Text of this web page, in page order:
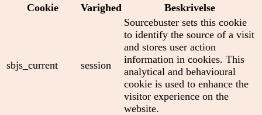
Cookie
Varighed Beskrivelse
sbjs_current session
Sourcebuster sets this cookie
to identify the source of a visit
and stores user action
information in cookies. This
analytical and behavioural
cookie is used to enhance the
visitor experience on the
website.